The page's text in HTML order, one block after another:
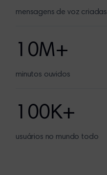
mensagens de voz
10M+
minutos ouvidos
100K+
usuários no mundo todo